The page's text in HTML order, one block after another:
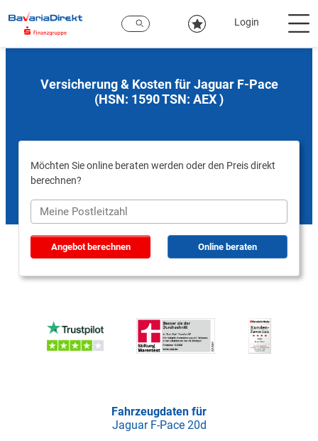
Hauptinhalt
Login
Versicherung & Kosten für Jaguar F-Pace
(HSN: 1590 TSN: AEX )
Möchten Sie online beraten werden oder den Preis direkt
berechnen?
Angebot berechnen Online beraten
Fahrzeugdaten für
Jaguar F-Pace 20d